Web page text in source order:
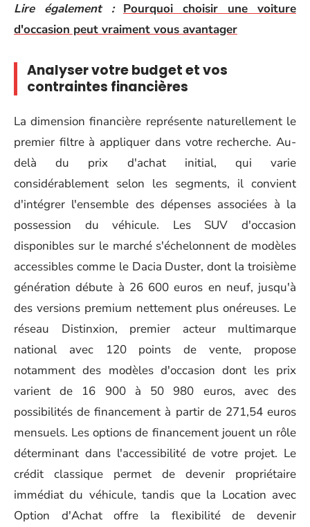
Lire également :
Pourquoi choisir une voiture
d'occasion peut vraiment vous avantager
Analyser votre budget et vos
contraintes financières
La dimension financière représente naturellement le
premier filtre à appliquer dans votre recherche. Au-
delà du prix d'achat initial, qui varie
considérablement selon les segments, il convient
d'intégrer l'ensemble des dépenses associées à la
possession du véhicule. Les SUV d'occasion
disponibles sur le marché s'échelonnent de modèles
accessibles comme le Dacia Duster, dont la troisième
génération débute à 26 600 euros en neuf, jusqu'à
des versions premium nettement plus onéreuses. Le
réseau Distinxion, premier acteur multimarque
national avec 120 points de vente, propose
notamment des modèles d'occasion dont les prix
varient de 16 900 à 50 980 euros, avec des
possibilités de financement à partir de 271,54 euros
mensuels. Les options de financement jouent un rôle
déterminant dans l'accessibilité de votre projet. Le
crédit classique permet de devenir propriétaire
immédiat du véhicule, tandis que la Location avec
Option d'Achat offre la flexibilité de devenir